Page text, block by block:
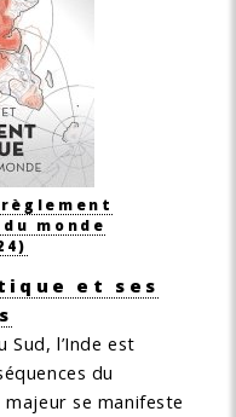
monde
et ses
Sud, l’Inde est
du
se manifeste